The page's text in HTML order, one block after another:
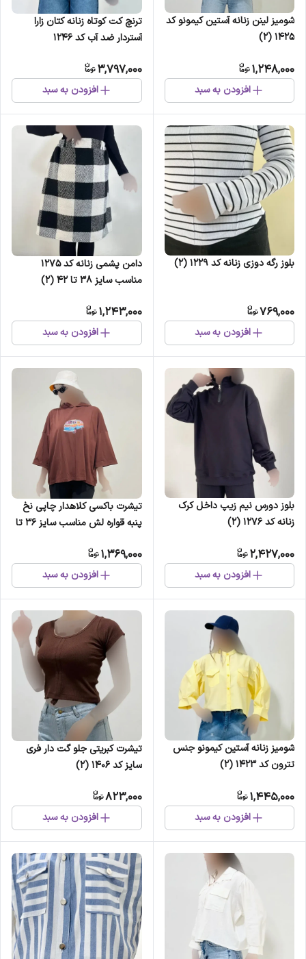
شومیز لینن زنانه آستین کیمونو کد
1425 (2)
1,248,000
افزودن به سبد
ترنچ کت کوتاه زنانه کتان زارا
آستردار ضد آب کد 1246
3,797,000
افزودن به سبد
بلوز رگه دوزی زنانه کد 1229 (2)
769,000
افزودن به سبد
دامن پشمی زنانه کد 1275
مناسب سایز 38 تا 42 (2)
1,243,000
افزودن به سبد
بلوز دورس نیم زیپ داخل کرک
زنانه کد 1276 (2)
2,427,000
افزودن به سبد
تیشرت باکسی کلاهدار چاپی نخ
پنبه قواره لش مناسب سایز 36 تا
1,369,000
افزودن به سبد
شومیز زنانه آستین کیمونو جنس
تترون کد 1423 (2)
1,445,000
افزودن به سبد
تیشرت کبریتی جلو گت دار فری
سایز کد 1406 (2)
823,000
افزودن به سبد